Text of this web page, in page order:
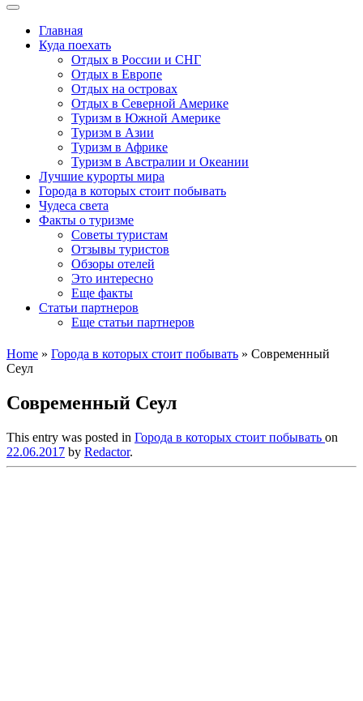
Главная
Куда поехать
Отдых в России и СНГ
Отдых в Европе
Отдых на островах
Отдых в Северной Америке
Туризм в Южной Америке
Туризм в Азии
Туризм в Африке
Туризм в Австралии и Океании
Лучшие курорты мира
Города в которых стоит побывать
Чудеса света
Факты о туризме
Советы туристам
Отзывы туристов
Обзоры отелей
Это интересно
Еще факты
Статьи партнеров
Еще статьи партнеров
Home » Города в которых стоит побывать » Современный
Сеул
Современный Сеул
This entry was posted in Города в которых стоит побывать on
22.06.2017 by Redactor.